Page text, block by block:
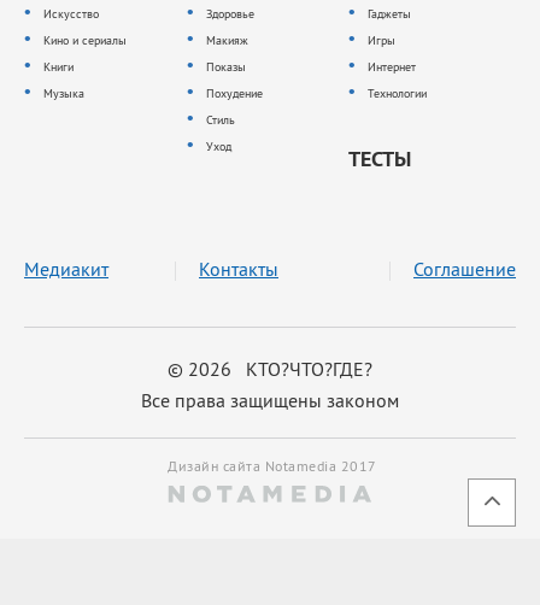
Искусство
Кино и сериалы
Книги
Музыка
Здоровье
Макияж
Показы
Похудение
Стиль
Уход
Гаджеты
Игры
Интернет
Технологии
ТЕСТЫ
© 2026 КТО?ЧТО?ГДЕ?
Все права защищены законом
Медиакит Контакты Соглашение
Дизайн сайта Notamedia 2017